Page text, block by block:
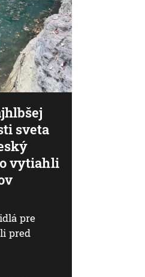
sveta
vytiahli
pre
pred